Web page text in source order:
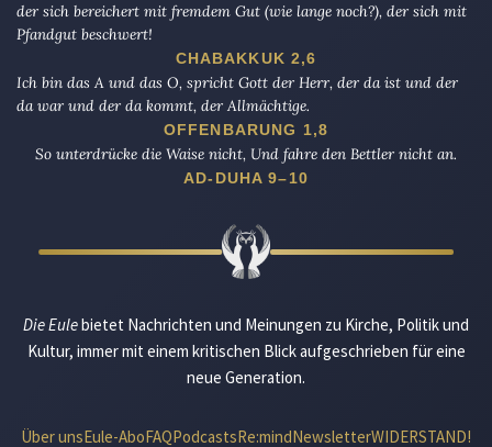
der sich bereichert mit fremdem Gut (wie lange noch?), der sich mit
Pfandgut beschwert!
CHABAKKUK 2,6
Ich bin das A und das O, spricht Gott der Herr, der da ist und der
da war und der da kommt, der Allmächtige.
OFFENBARUNG 1,8
So unterdrücke die Waise nicht, Und fahre den Bettler nicht an.
AD-DUHA 9–10
Die Eulebietet Nachrichten und Meinungen zu Kirche, Politik und
Kultur, immer mit einem kritischen Blick aufgeschrieben für eine
neue Generation.
Über unsEule-AboFAQPodcastsRe:mindNewsletterWIDERSTAND!